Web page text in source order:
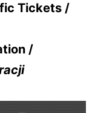
Tickets /
/